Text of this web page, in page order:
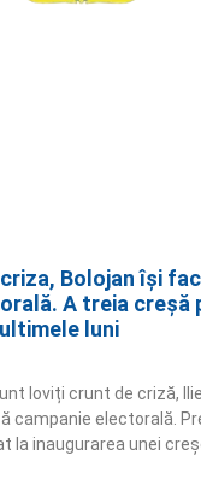
Bolojan își
A treia creșă
luni
loviți crunt de criză,
campanie electorală.
la inaugurarea unei